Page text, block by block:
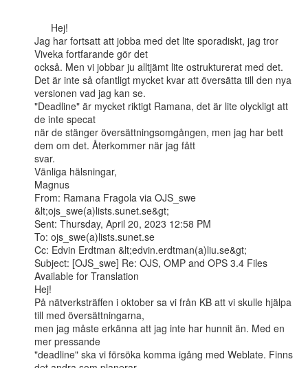
Jag har fortsatt att jobba med det lite sporadiskt, jag tror
Viveka fortfarande gör det
också. Men vi jobbar ju alltjämt lite ostrukturerat med det.
Det är inte så ofantligt mycket kvar att översätta till den nya
versionen vad jag kan se.
"Deadline" är mycket riktigt Ramana, det är lite olyckligt att
de inte specat
när de stänger översättningsomgången, men jag har bett
dem om det. Återkommer när jag fått
svar.
Vänliga hälsningar,
Magnus
From: Ramana Fragola via OJS_swe
&lt;ojs_swe(a)lists.sunet.se&gt;
Sent: Thursday, April 20, 2023 12:58 PM
To: ojs_swe(a)lists.sunet.se
Cc: Edvin Erdtman &lt;edvin.erdtman(a)liu.se&gt;
Subject: [OJS_swe] Re: OJS, OMP and OPS 3.4 Files
Available for Translation
Hej!
På nätverksträffen i oktober sa vi från KB att vi skulle hjälpa
till med översättningarna,
men jag måste erkänna att jag inte har hunnit än. Med en
mer pressande
"deadline" ska vi försöka komma igång med Weblate. Finns